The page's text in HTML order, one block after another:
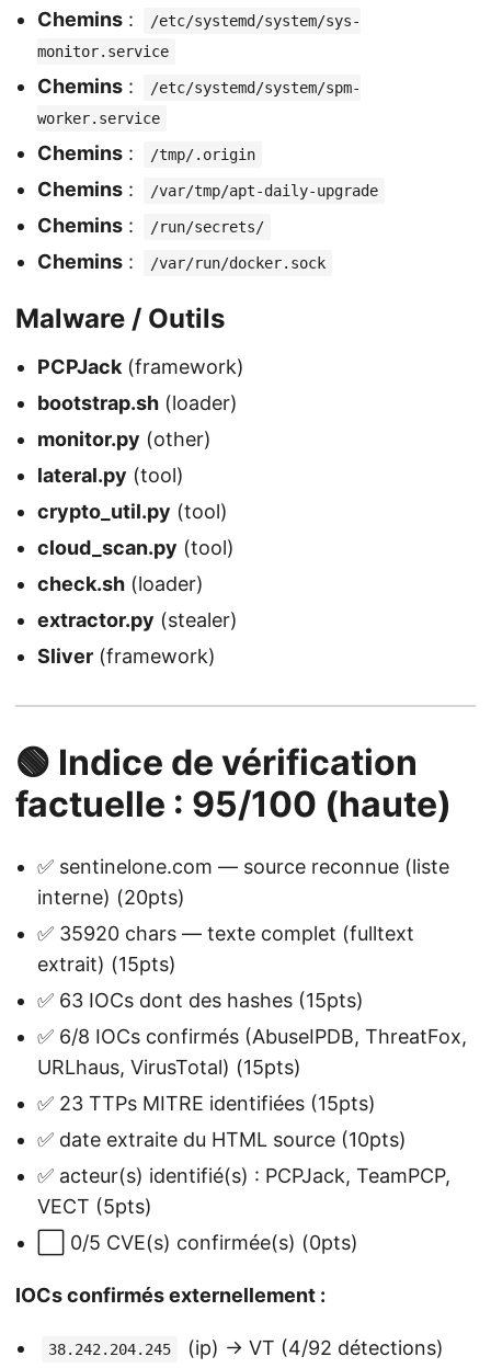
Chemins :
/etc/systemd/system/sys-
monitor.service
Chemins :
/etc/systemd/system/spm-
worker.service
Chemins : /tmp/.origin
Chemins : /var/tmp/apt-daily-upgrade
Chemins : /run/secrets/
Chemins : /var/run/docker.sock
Malware / Outils
PCPJack(framework)
bootstrap.sh (loader)
monitor.py (other)
lateral.py (tool)
crypto_util.py (tool)
cloud_scan.py (tool)
check.sh (loader)
extractor.py (stealer)
Sliver (framework)
🟢 Indice de vérification
factuelle : 95/100 (haute)
✅ sentinelone.com — source reconnue (liste
interne) (20pts)
✅ 35920 chars — texte complet (fulltext
extrait) (15pts)
✅ 63 IOCs dont des hashes (15pts)
✅ 6/8 IOCs confirmés (AbuseIPDB, ThreatFox,
URLhaus, VirusTotal) (15pts)
✅ 23 TTPs MITRE identifiées (15pts)
✅ date extraite du HTML source (10pts)
✅ acteur(s) identifié(s) : PCPJack, TeamPCP,
VECT (5pts)
⬜ 0/5 CVE(s) confirmée(s) (0pts)
IOCs confirmés externellement :
38.242.204.245 (ip) → VT (4/92 détections)